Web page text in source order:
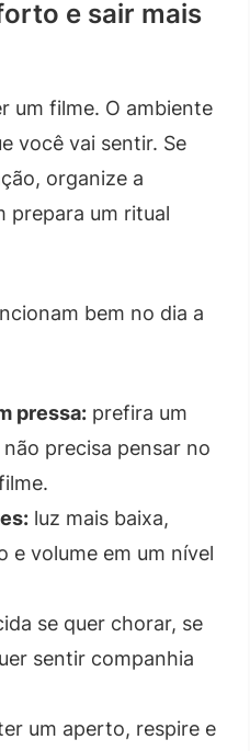
e sair mais
um filme. O ambiente
você vai sentir. Se
organize a
prepara um ritual
bem no dia a
pressa: prefira um
precisa pensar no
luz mais baixa,
e volume em um nível
se quer chorar, se
sentir companhia
um aperto, respire e